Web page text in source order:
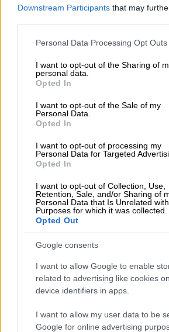
Downstream Participants that may
Please note that this website/app uses
not limited to your visit or usage
grant or deny consent to Google and its
use your data for below specified
consent section.
Personal Data Processing Opt Outs
I want to opt-out of the Sharing of
personal data.
Opted In
I want to opt-out of the Sale of my
Personal Data.
Opted In
I want to opt-out of processing my
Personal Data for Targeted
Opted In
I want to opt-out of Collection, Use,
Retention, Sale, and/or Sharing of
Personal Data that Is Unrelated
Purposes for which it was collected.
Opted Out
Google consents
I want to allow Google to enable
related to advertising like cookies
device identifiers in apps.
I want to allow my user data to be
Google for online advertising
video
«Μου αιμορραγούν την
απογοητεύομαι πολύ»
Σε ερώτηση για το τι
που ακούει γιανέα
Αρμουτίδου αναφέρει:
πληγώνομαι φοβερά και μου
επανατραυματίζουν το ίδιο
πλημμυρίσει την ψυχή μου
Μου αιμορραγούν την ψυχή και
απογοητεύομαι πολύ.Και
όπως κινήθηκε να πάει στο
πολύ την Ελένη μου που
βιασμό της στο αστυνομικό
Ρόδουκαι ήταν ένας
και αστυφύλακας, που
το
, αυτοί οι δύο δολοφόνοι